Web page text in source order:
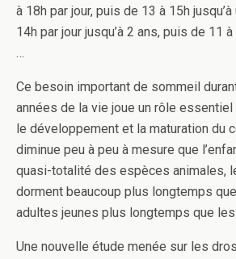
à 18h par jour, puis de 13 à 15h
14h par jour jusqu’à 2 ans, puis de 11 à
…
Ce besoin important de sommeil
années de la vie joue un rôle
le développement et la maturation du
diminue peu à peu à mesure que
quasi-totalité des espèces animales,
dorment beaucoup plus longtemps
adultes jeunes plus longtemps que
Une nouvelle étude menée sur les